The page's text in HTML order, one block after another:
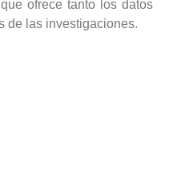
ofrece tanto los datos
de las investigaciones.